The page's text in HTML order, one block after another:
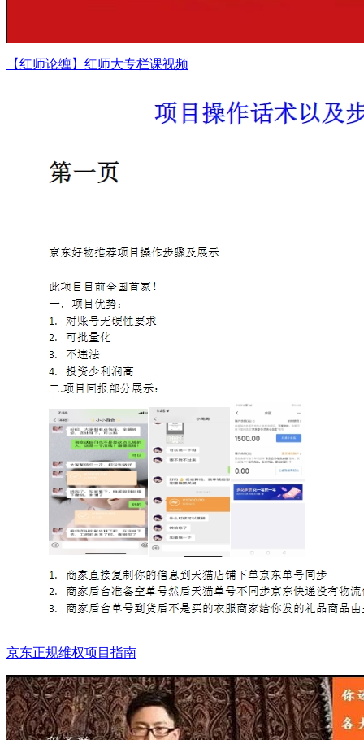
【红师论缠】红师大专栏课视频
京东正规维权项目指南